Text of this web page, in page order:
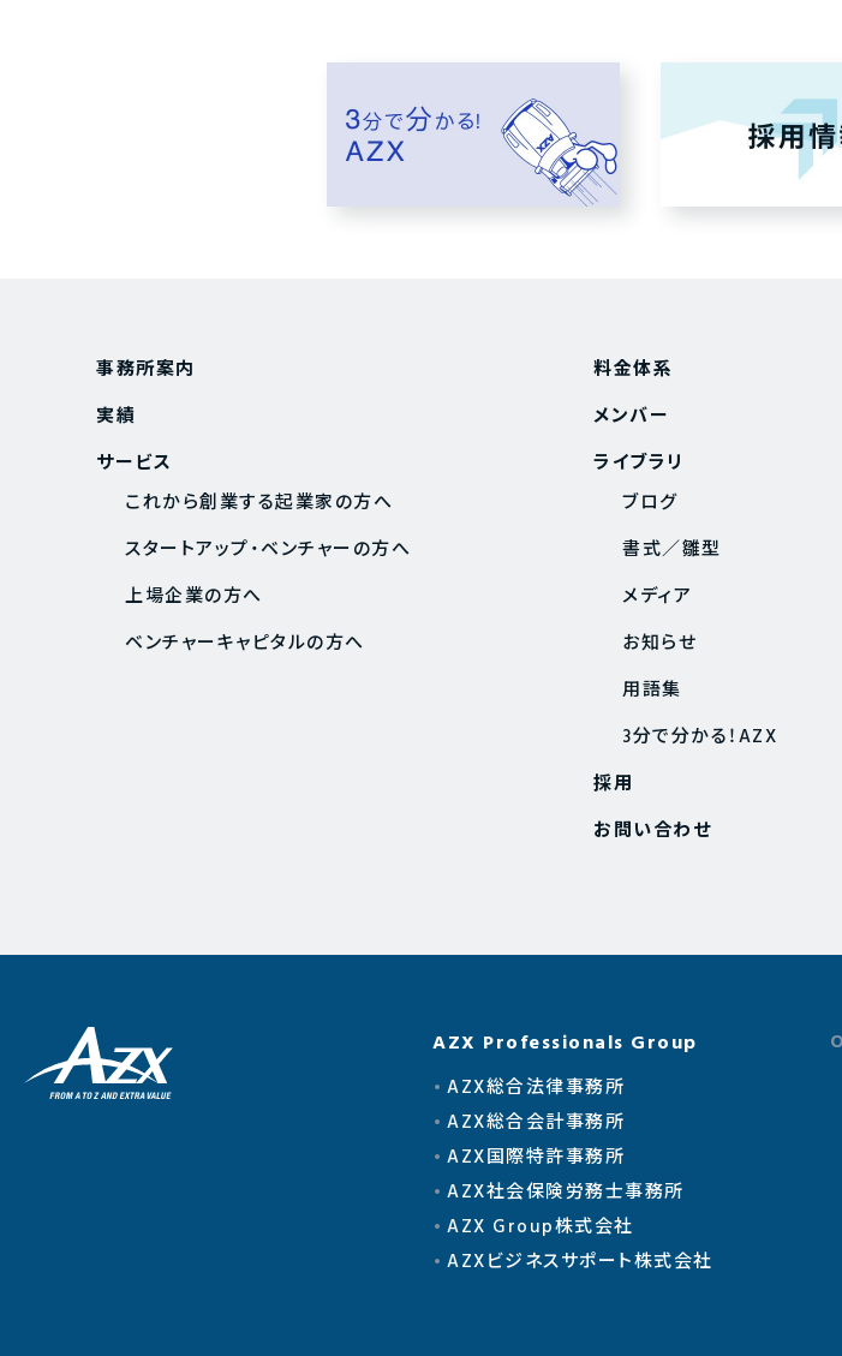
事務所案内
実績
サービス
これから創業する起業家の方へ
スタートアップ・ベンチャーの方へ
上場企業の方へ
ベンチャーキャピタルの方へ
料金体系
メンバー
ライブラリ
ブログ
書式／雛型
メディア
お知らせ
用語集
3分で分かる！AZX
採用
お問い合わせ
AZX Professionals Group
AZX総合法律事務所
AZX総合会計事務所
AZX国際特許事務所
AZX社会保険労務士事務所
AZX Group株式会社
AZXビジネスサポート株式会社